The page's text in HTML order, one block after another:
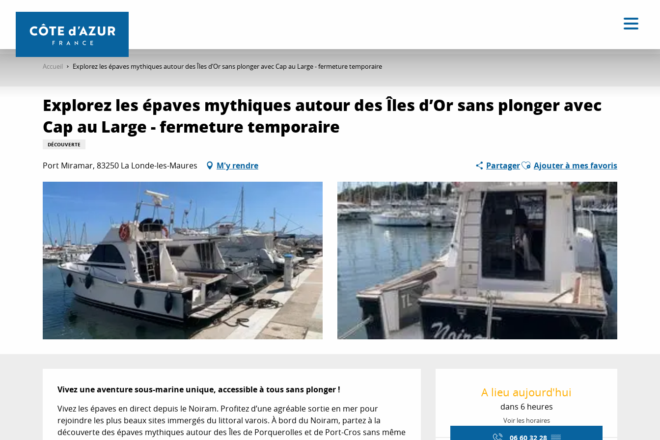
contenu
Accueil Explorez les épaves mythiques autour des Îles d’Or sans plonger avec Cap au Large - fermeture temporaire
Explorez les épaves mythiques autour des Îles d’Or sans plonger avec
Cap au Large - fermeture temporaire
DÉCOUVERTE
Port Miramar, 83250 La Londe-les-Maures M'y rendre PartagerAjouter aux favoris
Ajouter à mes favoris
Ouverture et
A lieu aujourd'hui
dans 6 heures
Voir les horaires
Description
Vivez une aventure sous-marine unique, accessible à tous sans plonger !
Vivez les épaves en direct depuis le Noiram. Profitez d’une agréable sortie en mer pour
rejoindre les plus beaux sites immergés du littoral varois. À bord du Noiram, partez à la
découverte des épaves mythiques autour des Îles de Porquerolles et de Port-Cros sans même